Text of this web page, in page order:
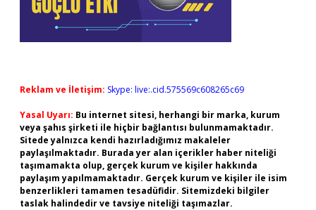
Reklam ve İletişim: Skype: live:.cid.575569c608265c69
Yasal Uyarı: Bu internet sitesi, herhangi bir marka, kurum
veya şahıs şirketi ile hiçbir bağlantısı bulunmamaktadır.
Sitede yalnızca kendi hazırladığımız makaleler
paylaşılmaktadır. Burada yer alan içerikler haber niteliği
taşımamakta olup, gerçek kurum ve kişiler hakkında
paylaşım yapılmamaktadır. Gerçek kurum ve kişiler ile isim
benzerlikleri tamamen tesadüfidir. Sitemizdeki bilgiler
taslak halindedir ve tavsiye niteliği taşımazlar.